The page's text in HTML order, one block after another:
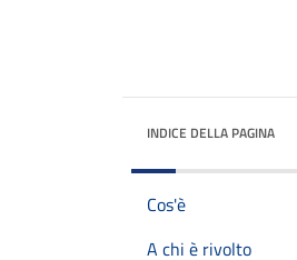
INDICE DELLA PAGINA
Cos'è
A chi è rivolto